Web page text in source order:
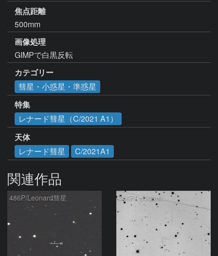
焦点距離
500mm
画像処理
GIMPで白黒反転
カテゴリー
彗星・小惑星・準惑星
特集
レナード彗星（C/2021 A1）
天体
レナード彗星
C/2021A1
関連作品
486P/Leonard彗星 486P/Leonard